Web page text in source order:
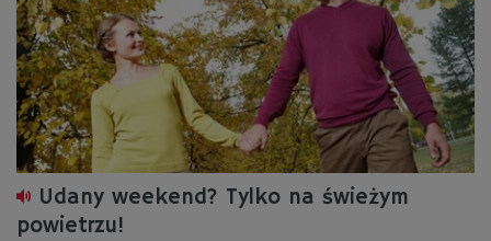
Udany weekend? Tylko na świeżym
powietrzu!